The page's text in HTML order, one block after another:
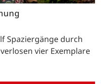
Spaziergänge durch
vier Exemplare